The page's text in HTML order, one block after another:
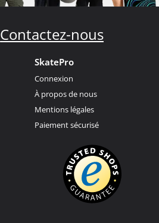
Contactez-nous
SkatePro
Connexion
À propos de nous
Mentions légales
Paiement sécurisé